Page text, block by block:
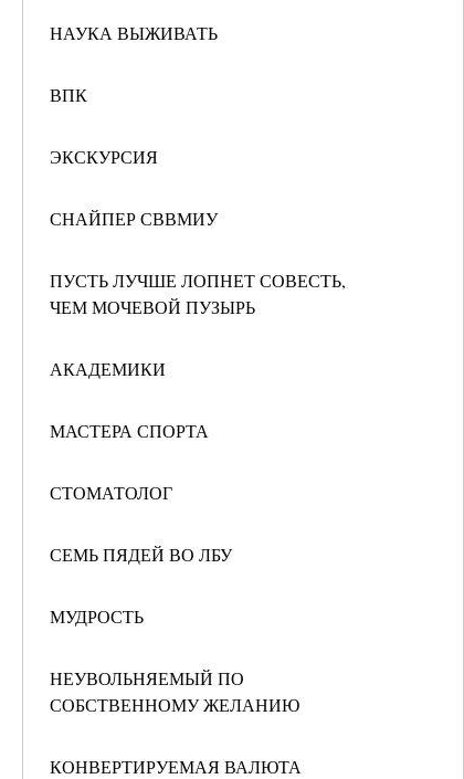
НАУКА ВЫЖИВАТЬ
ВПК
ЭКСКУРСИЯ
СНАЙПЕР СВВМИУ
ПУСТЬ ЛУЧШЕ ЛОПНЕТ СОВЕСТЬ,
ЧЕМ МОЧЕВОЙ ПУЗЫРЬ
АКАДЕМИКИ
МАСТЕРА СПОРТА
СТОМАТОЛОГ
СЕМЬ ПЯДЕЙ ВО ЛБУ
МУДРОСТЬ
НЕУВОЛЬНЯЕМЫЙ ПО
СОБСТВЕННОМУ ЖЕЛАНИЮ
КОНВЕРТИРУЕМАЯ ВАЛЮТА